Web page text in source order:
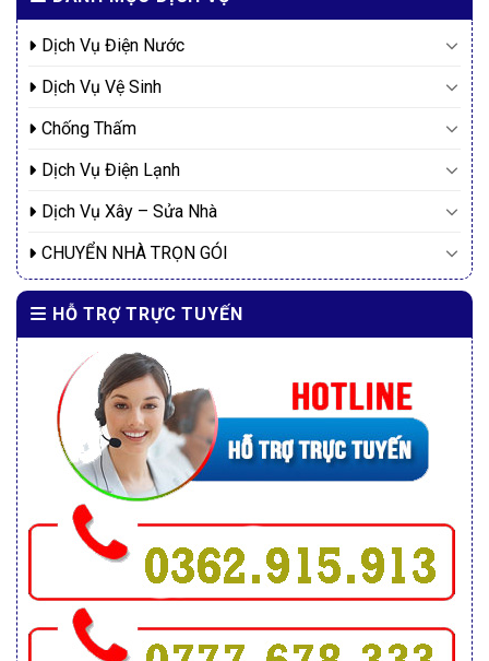
Dịch Vụ Điện Nước
Dịch Vụ Vệ Sinh
Chống Thấm
Dịch Vụ Điện Lạnh
Dịch Vụ Xây – Sửa Nhà
CHUYỂN NHÀ TRỌN GÓI
HỖ TRỢ TRỰC TUYẾN